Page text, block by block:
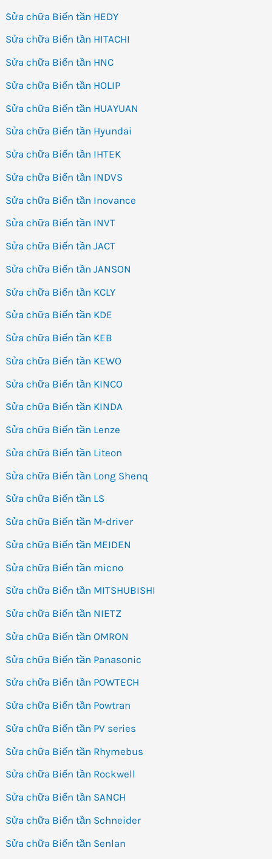
Sửa chữa Biến tần HEDY
Sửa chữa Biến tần HITACHI
Sửa chữa Biến tần HNC
Sửa chữa Biến tần HOLIP
Sửa chữa Biến tần HUAYUAN
Sửa chữa Biến tần Hyundai
Sửa chữa Biến tần IHTEK
Sửa chữa Biến tần INDVS
Sửa chữa Biến tần Inovance
Sửa chữa Biến tần INVT
Sửa chữa Biến tần JACT
Sửa chữa Biến tần JANSON
Sửa chữa Biến tần KCLY
Sửa chữa Biến tần KDE
Sửa chữa Biến tần KEB
Sửa chữa Biến tần KEWO
Sửa chữa Biến tần KINCO
Sửa chữa Biến tần KINDA
Sửa chữa Biến tần Lenze
Sửa chữa Biến tần Liteon
Sửa chữa Biến tần Long Shenq
Sửa chữa Biến tần LS
Sửa chữa Biến tần M-driver
Sửa chữa Biến tần MEIDEN
Sửa chữa Biến tần micno
Sửa chữa Biến tần MITSHUBISHI
Sửa chữa Biến tần NIETZ
Sửa chữa Biến tần OMRON
Sửa chữa Biến tần Panasonic
Sửa chữa Biến tần POWTECH
Sửa chữa Biến tần Powtran
Sửa chữa Biến tần PV series
Sửa chữa Biến tần Rhymebus
Sửa chữa Biến tần Rockwell
Sửa chữa Biến tần SANCH
Sửa chữa Biến tần Schneider
Sửa chữa Biến tần Senlan